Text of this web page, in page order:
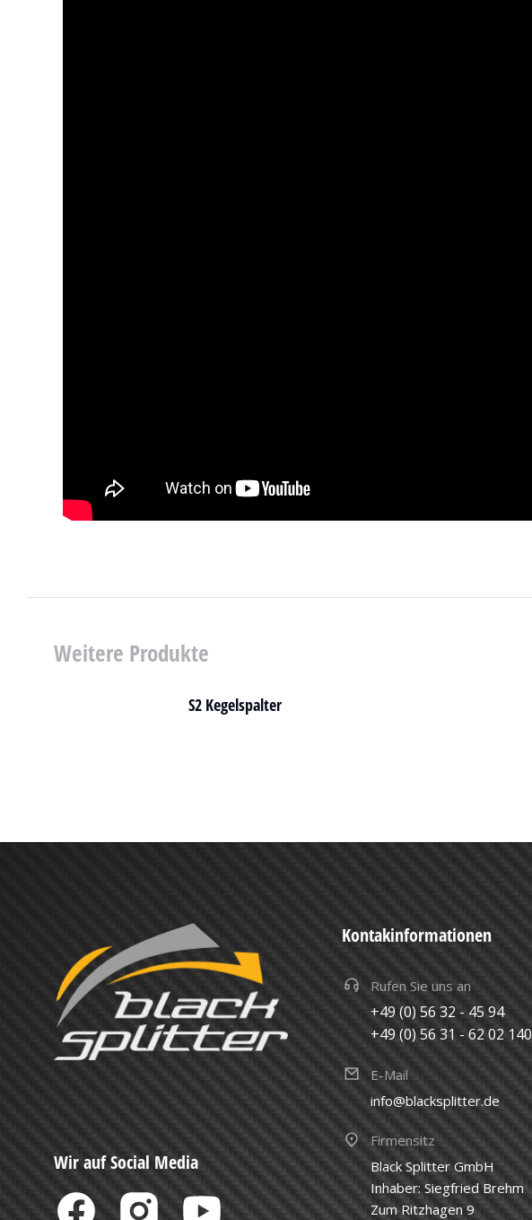
Weitere Produkte
S2 Kegelspalter
Wir auf Social Media
Kontakinformationen
Rufen Sie uns an
+49 (0) 56 32 - 45 94
+49 (0) 56 31 - 62 02 140
E-Mail
info@blacksplitter.de
Firmensitz
Black Splitter GmbH
Inhaber: Siegfried Brehm
Zum Ritzhagen 9